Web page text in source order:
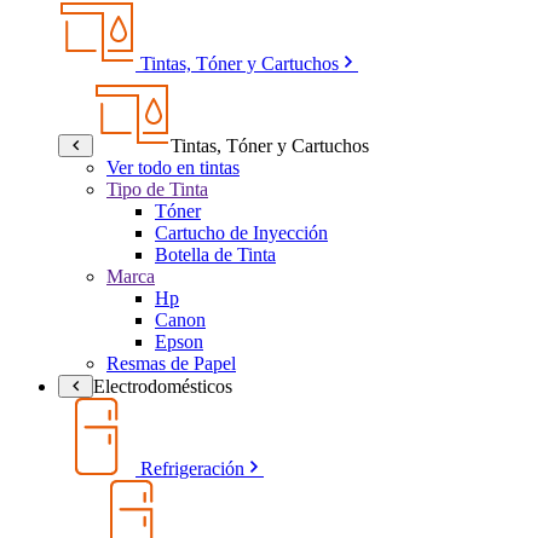
Tintas, Tóner y Cartuchos
Tintas, Tóner y Cartuchos
Ver todo en tintas
Tipo de Tinta
Tóner
Cartucho de Inyección
Botella de Tinta
Marca
Hp
Canon
Epson
Resmas de Papel
Electrodomésticos
Refrigeración